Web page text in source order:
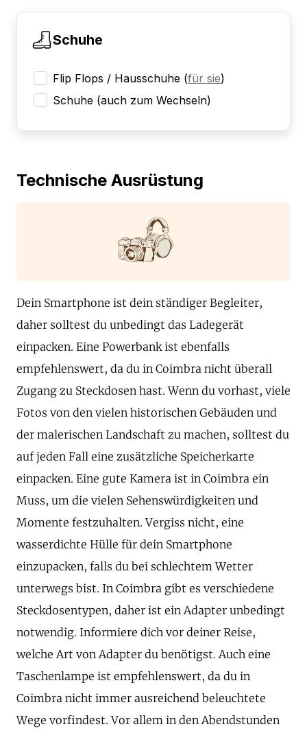
Schuhe
Flip Flops / Hausschuhe (für sie)
Schuhe (auch zum Wechseln)
Technische Ausrüstung
Dein Smartphone ist dein ständiger Begleiter,
daher solltest du unbedingt das Ladegerät
einpacken. Eine Powerbank ist ebenfalls
empfehlenswert, da du in Coimbra nicht überall
Zugang zu Steckdosen hast. Wenn du vorhast, viele
Fotos von den vielen historischen Gebäuden und
der malerischen Landschaft zu machen, solltest du
auf jeden Fall eine zusätzliche Speicherkarte
einpacken. Eine gute Kamera ist in Coimbra ein
Muss, um die vielen Sehenswürdigkeiten und
Momente festzuhalten. Vergiss nicht, eine
wasserdichte Hülle für dein Smartphone
einzupacken, falls du bei schlechtem Wetter
unterwegs bist. In Coimbra gibt es verschiedene
Steckdosentypen, daher ist ein Adapter unbedingt
notwendig. Informiere dich vor deiner Reise,
welche Art von Adapter du benötigst. Auch eine
Taschenlampe ist empfehlenswert, da du in
Coimbra nicht immer ausreichend beleuchtete
Wege vorfindest. Vor allem in den Abendstunden